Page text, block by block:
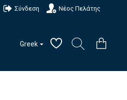
Σύνδεση Νέος Πελάτης
Greek